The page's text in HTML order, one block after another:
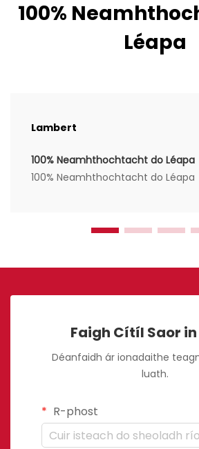
100%
Léapa
Lambert
100% Neamhthochtacht do Léapa
100% Neamhthochtacht do Léapa
Faigh Cítíl Saor
Déanfaidh ár ionadaithe
luath.
R-phost